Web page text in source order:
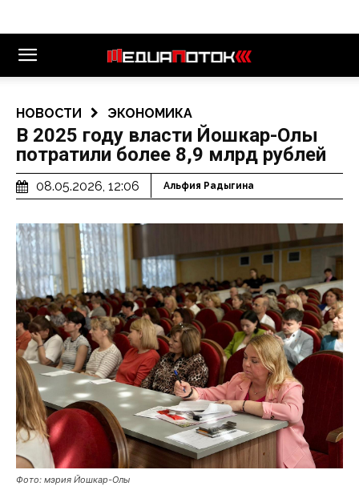
НОВОСТИ ЭКОНОМИКА
В 2025 году власти Йошкар-Олы
потратили более 8,9 млрд рублей
08.05.2026, 12:06 Альфия Радыгина
Фото: мэрия Йошкар-Олы